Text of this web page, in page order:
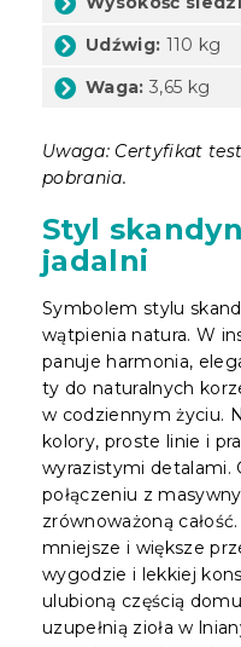
Udźwig: 110 kg
Waga: 3,65 kg
Uwaga: Certyfikat
pobrania.
Styl
jadalni
Symbolem stylu
wątpienia natura. W
panuje harmonia,
ty do naturalnych
w codziennym życiu.
kolory, proste linie i
wyrazistymi detalami.
połączeniu z
zrównoważoną
mniejsze i większe
wygodzie i lekkiej
ulubioną częścią
uzupełnią zioła w